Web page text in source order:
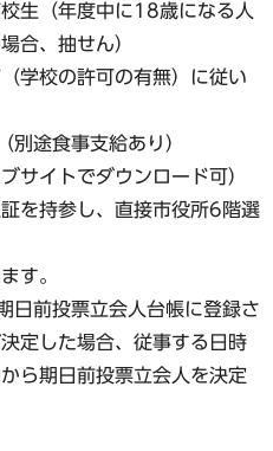
生（年度中に18歳になる人
合、抽せん）
学校の許可の有無）に従い
途食事支給あり）
サイトでダウンロード可）
を持参し、直接市役所6階選
す。
日前投票立会人台帳に登録さ
定した場合、従事する日時
ら期日前投票立会人を決定